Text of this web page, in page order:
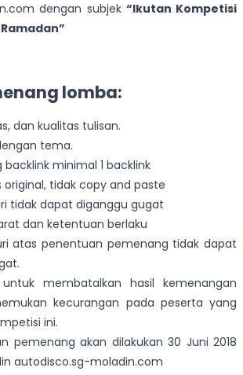
dengan subjek “Ikutan Kompetisi
lomba:
dan kualitas tulisan.
tema.
minimal 1 backlink
original, tidak copy and paste
tidak dapat diganggu gugat
dan ketentuan berlaku
atas penentuan pemenang tidak dapat
membatalkan hasil kemenangan
kecurangan pada peserta yang
ini.
pemenang akan dilakukan 30 Juni 2018
autodisco.sg-moladin.com